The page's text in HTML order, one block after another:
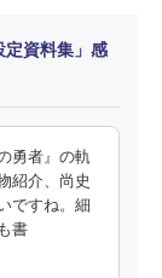
定資料集」感
勇者』の軌
紹介、尚史
ですね。細
書